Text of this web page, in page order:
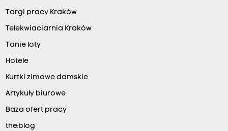
Targi pracy Kraków
Telekwiaciarnia Kraków
Tanie loty
Hotele
Kurtki zimowe damskie
Artykuły biurowe
Baza ofert pracy
the:blog